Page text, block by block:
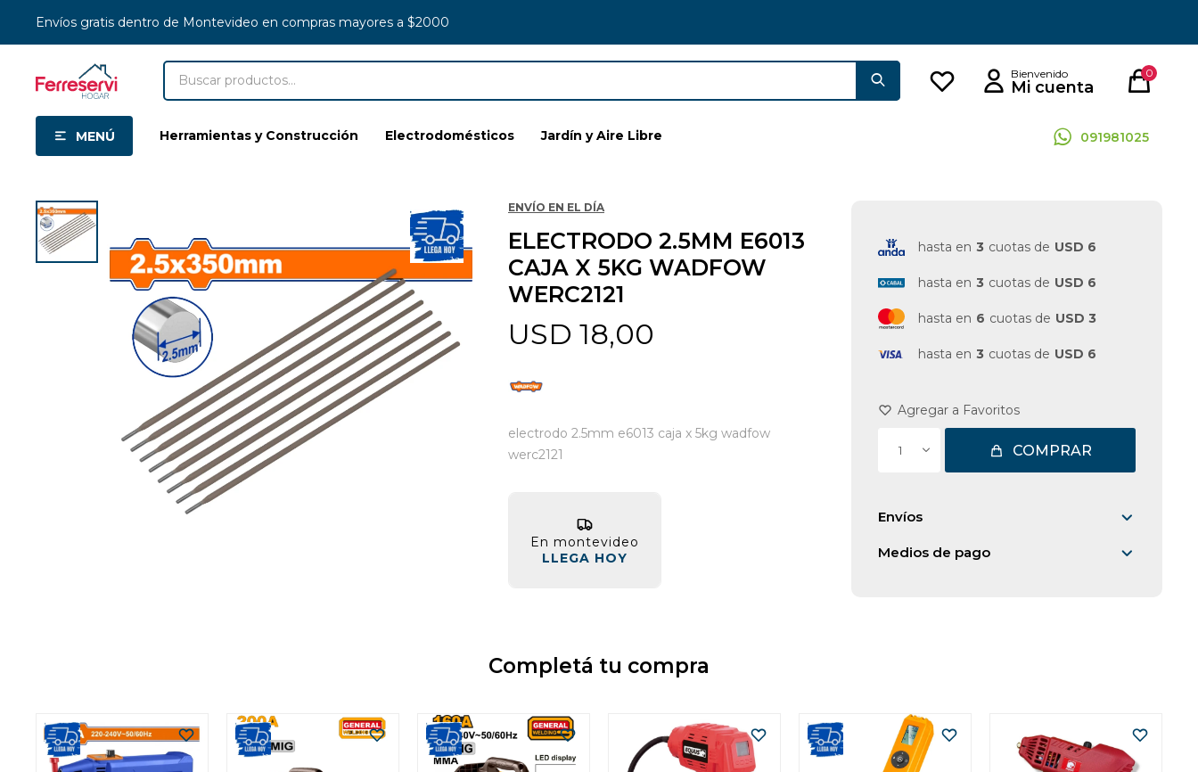
MENÚ Herramientas y Construcción Electrodomésticos Jardín y Aire Libre 091981025
0
Envíos gratis dentro de Montevideo en compras mayores a $2000
ENVÍO EN EL DÍA
ELECTRODO 2.5MM E6013
CAJA X 5KG WADFOW
WERC2121
USD 18,00
electrodo 2.5mm e6013 caja x 5kg wadfow
werc2121
En montevideo
LLEGA HOY
hasta en 3 cuotas de USD 6
hasta en 3 cuotas de USD 6
hasta en 6 cuotas de USD 3
hasta en 3 cuotas de USD 6
1 COMPRAR
Envíos
Medios de pago
Completá tu compra